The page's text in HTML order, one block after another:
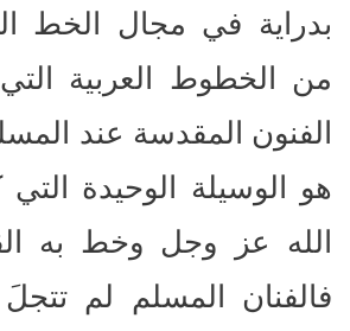
بدراية في مجال الخط
من الخطوط العربية
الفنون المقدسة عند
هو الوسيلة الوحيدة التي
الله عز وجل وخط به
فالفنان المسلم لم